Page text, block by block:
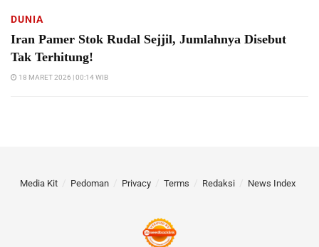
DUNIA
Iran Pamer Stok Rudal Sejjil, Jumlahnya Disebut
Tak Terhitung!
18 MARET 2026 | 00:14 WIB
Media Kit Pedoman Privacy Terms Redaksi News Index